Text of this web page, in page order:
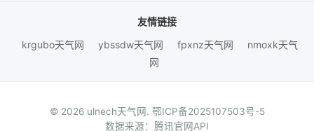
友情链接
krgubo天气网
ybssdw天气网 fpxnz天气网
nmoxk天气
网
© 2026 ulnech天气网. 鄂ICP备2025107503号-5
数据来源：腾讯官网API